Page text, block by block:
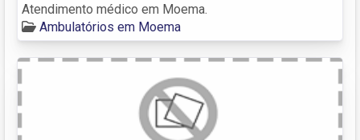
Atendimento médico em Moema.
Ambulatórios em Moema